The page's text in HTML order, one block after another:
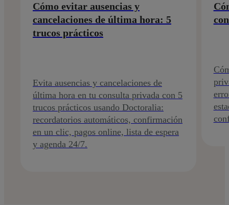
Cómo evitar ausencias y
cancelaciones de última hora: 5
trucos prácticos
Evita ausencias y cancelaciones de
última hora en tu consulta privada con 5
trucos prácticos usando Doctoralia:
recordatorios automáticos, confirmación
en un clic, pagos online, lista de espera
y agenda 24/7.